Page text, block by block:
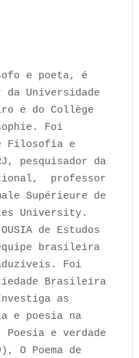
e poeta, é
da Universidade
e do Collège
Foi
Filosofia e
pesquisador da
professor
Supérieure de
University.
de Estudos
brasileira
Foi
Brasileira
as
e poesia na
e verdade
O Poema de